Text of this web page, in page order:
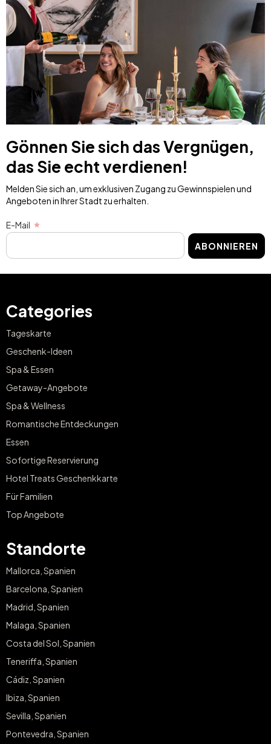
Gönnen Sie sich das Vergnügen,
das Sie echt verdienen!
Melden Sie sich an, um exklusiven Zugang zu Gewinnspielen und
Angeboten in Ihrer Stadt zu erhalten.
E-Mail
ABONNIEREN
Categories
Tageskarte
Geschenk-Ideen
Spa & Essen
Getaway-Angebote
Spa & Wellness
Romantische Entdeckungen
Essen
Sofortige Reservierung
Hotel Treats Geschenkkarte
Für Familien
Top Angebote
Standorte
Mallorca, Spanien
Barcelona, Spanien
Madrid, Spanien
Malaga, Spanien
Costa del Sol, Spanien
Teneriffa, Spanien
Cádiz, Spanien
Ibiza, Spanien
Sevilla, Spanien
Pontevedra, Spanien